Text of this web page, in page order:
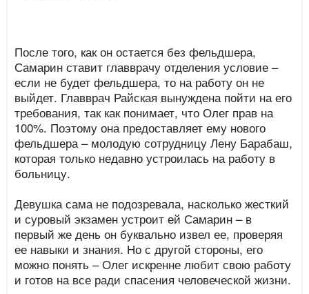
После того, как он остается без фельдшера,
Самарин ставит главврачу отделения условие –
если не будет фельдшера, то на работу он не
выйдет. Главврач Райская вынуждена пойти на его
требования, так как понимает, что Олег прав на
100%. Поэтому она предоставляет ему нового
фельдшера – молодую сотрудницу Лену Барабаш,
которая только недавно устроилась на работу в
больницу.
Девушка сама не подозревала, насколько жесткий
и суровый экзамен устроит ей Самарин – в
первый же день он буквально извел ее, проверяя
ее навыки и знания. Но с другой стороны, его
можно понять – Олег искренне любит свою работу
и готов на все ради спасения человеческой жизни.